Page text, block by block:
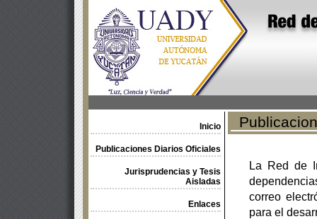
Inicio
Publicaciones Diarios Oficiales
Jurisprudencias y Tesis
Aisladas
Enlaces
La Red de
correo
para el